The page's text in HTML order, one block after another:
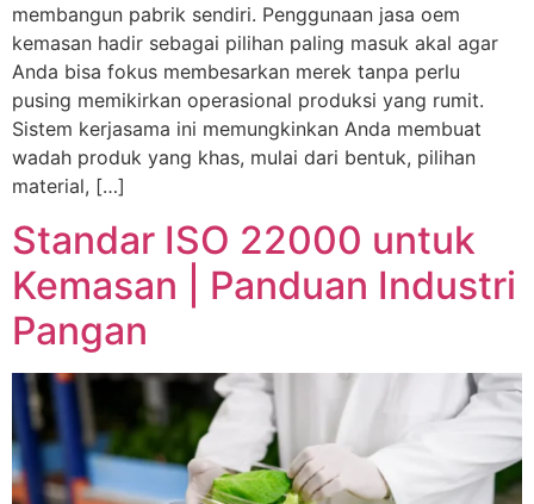
membangun pabrik sendiri. Penggunaan jasa oem
kemasan hadir sebagai pilihan paling masuk akal agar
Anda bisa fokus membesarkan merek tanpa perlu
pusing memikirkan operasional produksi yang rumit.
Sistem kerjasama ini memungkinkan Anda membuat
wadah produk yang khas, mulai dari bentuk, pilihan
material, […]
Standar ISO 22000 untuk
Kemasan | Panduan Industri
Pangan